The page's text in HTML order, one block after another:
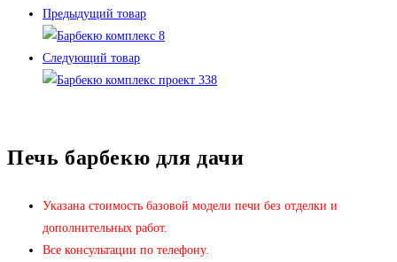
Предыдущий товар
Следующий товар
Печь барбекю для дачи
Указана стоимость базовой модели печи без отделки и
дополнительных работ.
Все консультации по телефону.